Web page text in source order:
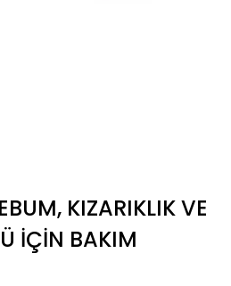
KIZARIKLIK VE
İÇIN BAKIM